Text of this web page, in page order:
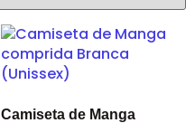
Camiseta de Manga